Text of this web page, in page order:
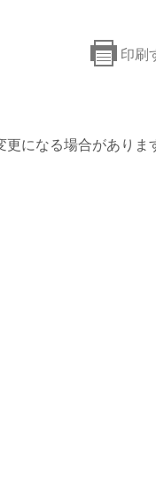
印刷
になる場合がありま